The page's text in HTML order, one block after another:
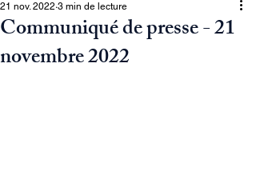
Communiqué de presse - 21
novembre 2022
21 nov. 2022 3 min de lecture